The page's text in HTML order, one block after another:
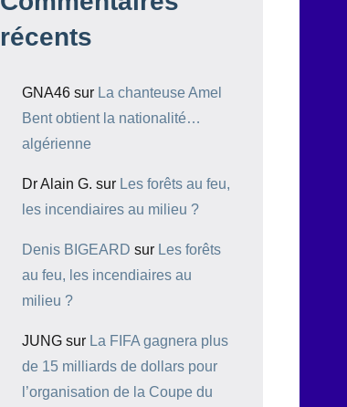
récents
GNA46 sur La chanteuse Amel
Bent obtient la nationalité…
algérienne
Dr Alain G. sur Les forêts au feu,
les incendiaires au milieu ?
Denis BIGEARD sur Les forêts
au feu, les incendiaires au
milieu ?
JUNG sur La FIFA gagnera plus
de 15 milliards de dollars pour
l’organisation de la Coupe du